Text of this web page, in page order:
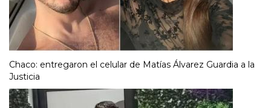
Chaco: entregaron el celular de Matías Álvarez Guardia a la
Justicia